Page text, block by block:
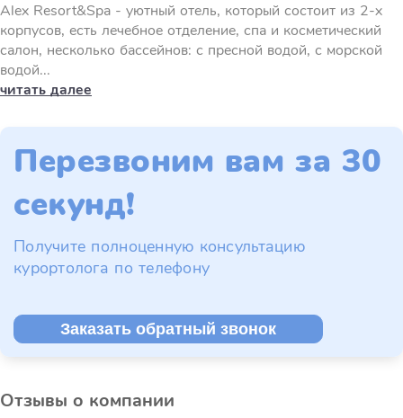
Alex Resort&Spa - уютный отель, который состоит из 2-х
корпусов, есть лечебное отделение, спа и косметический
салон, несколько бассейнов: с пресной водой, с морской
водой...
читать далее
Перезвоним вам за 30
секунд!
Получите полноценную консультацию
курортолога по телефону
Заказать обратный звонок
Отзывы о компании